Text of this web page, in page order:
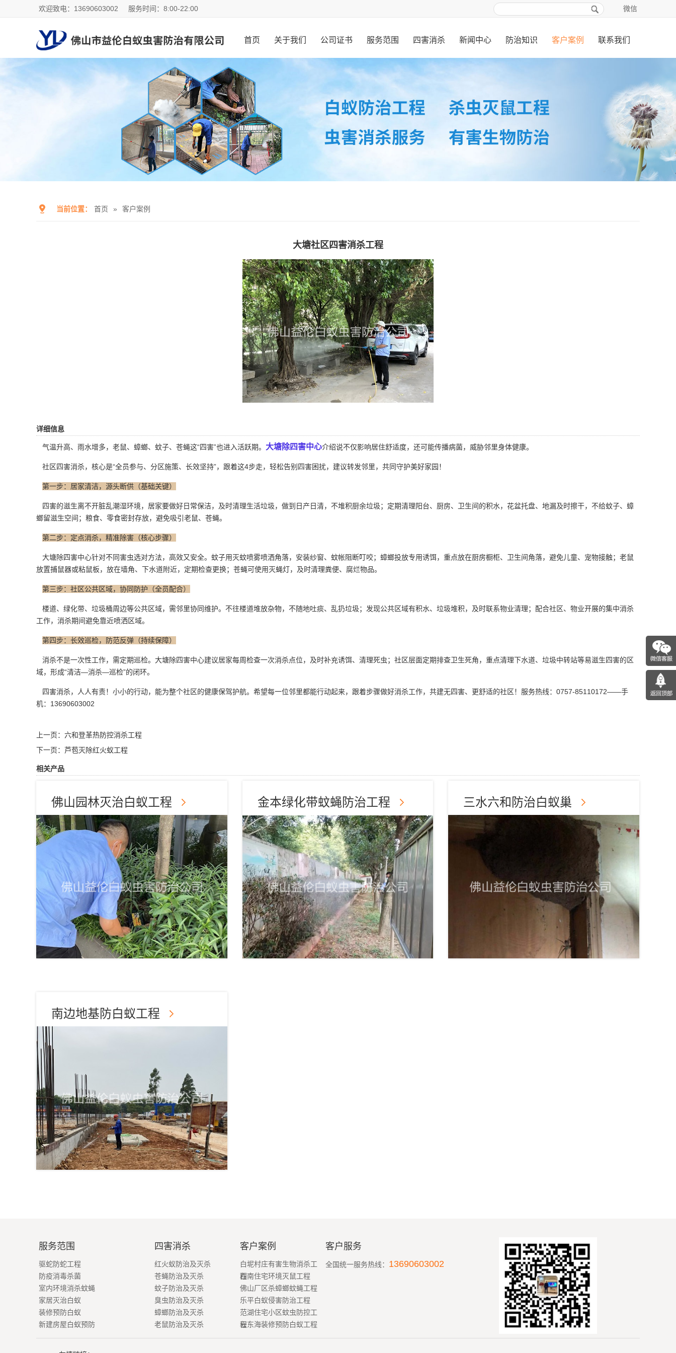
欢迎致电：13690603002 服务时间：8:00-22:00 微信
首页 关于我们 公司证书 服务范围 四害消杀 新闻中心 防治知识 客户案例 联系我们
当前位置： 首页 » 客户案例
大塘社区四害消杀工程
详细信息
气温升高、雨水增多，老鼠、蟑螂、蚊子、苍蝇这“四害”也进入活跃期。 大塘除四害中心介绍说不仅影响居住舒适度，还可能传播病菌，威胁邻里身体健康。
社区四害消杀，核心是“全员参与、分区施策、长效坚持”，跟着这4步走，轻松告别四害困扰，建议转发邻里，共同守护美好家园！
第一步：居家清洁，源头断供（基础关键）
四害的滋生离不开脏乱潮湿环境，居家要做好日常保洁，及时清理生活垃圾，做到日产日清，不堆积厨余垃圾；定期清理阳台、厨房、卫生间的积水，花盆托盘、地漏及时擦干，不给蚊子、蟑
螂留滋生空间；粮食、零食密封存放，避免吸引老鼠、苍蝇。
第二步：定点消杀，精准除害（核心步骤）
大塘除四害中心针对不同害虫选对方法，高效又安全。蚊子用灭蚊喷雾喷洒角落，安装纱窗、蚊帐阻断叮咬；蟑螂投放专用诱饵，重点放在厨房橱柜、卫生间角落，避免儿童、宠物接触；老鼠
放置捕鼠器或粘鼠板，放在墙角、下水道附近，定期检查更换；苍蝇可使用灭蝇灯，及时清理粪便、腐烂物品。
第三步：社区公共区域，协同防护（全员配合）
楼道、绿化带、垃圾桶周边等公共区域，需邻里协同维护。不往楼道堆放杂物，不随地吐痰、乱扔垃圾；发现公共区域有积水、垃圾堆积，及时联系物业清理；配合社区、物业开展的集中消杀
工作，消杀期间避免靠近喷洒区域。
第四步：长效巡检，防范反弹（持续保障）
消杀不是一次性工作，需定期巡检。大塘除四害中心建议居家每周检查一次消杀点位，及时补充诱饵、清理死虫；社区层面定期排查卫生死角，重点清理下水道、垃圾中转站等易滋生四害的区
域，形成“清洁—消杀—巡检”的闭环。
四害消杀，人人有责！小小的行动，能为整个社区的健康保驾护航。希望每一位邻里都能行动起来，跟着步骤做好消杀工作，共建无四害、更舒适的社区！服务热线：0757-85110172——手
机：13690603002
上一页： 六和登革热防控消杀工程
下一页： 芦苞灭除红火蚁工程
相关产品
佛山园林灭治白蚁工程 金本绿化带蚊蝇防治工程 三水六和防治白蚁巢
南边地基防白蚁工程
服务范围
驱蛇防蛇工程
防疫消毒杀菌
室内环境消杀蚊蝇
家居灭治白蚁
装修预防白蚁
新建房屋白蚁预防
四害消杀
红火蚁防治及灭杀
苍蝇防治及灭杀
蚊子防治及灭杀
臭虫防治及灭杀
蟑螂防治及灭杀
老鼠防治及灭杀
客户案例
白坭村庄有害生物消杀工
程
西南住宅环境灭鼠工程
佛山厂区杀蟑螂蚊蝇工程
乐平白蚁侵害防治工程
范湖住宅小区蚊虫防控工
程
云东海装修预防白蚁工程
客户服务
全国统一服务热线： 13690603002